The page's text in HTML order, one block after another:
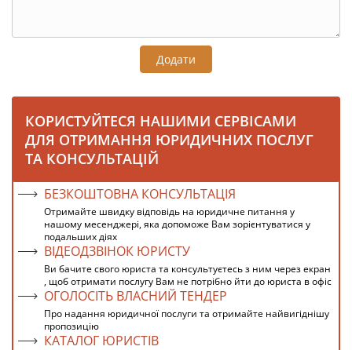
Додати
КОРИСТУЙТЕСЯ НАШИМИ СЕРВІСАМИ
ДЛЯ ОТРИМАННЯ ЮРИДИЧНИХ ПОСЛУГ
ТА КОНСУЛЬТАЦІЙ
БЕЗКОШТОВНА КОНСУЛЬТАЦІЯ
Отримайте швидку відповідь на юридичне питання у
нашому месенджері, яка допоможе Вам зорієнтуватися у
подальших діях
ВІДЕОДЗВІНОК ЮРИСТУ
Ви бачите свого юриста та консультуєтесь з ним через екран
, щоб отримати послугу Вам не потрібно йти до юриста в офіс
ОГОЛОСІТЬ ВЛАСНИЙ ТЕНДЕР
Про надання юридичної послуги та отримайте найвигіднішу
пропозицію
КАТАЛОГ ЮРИСТІВ